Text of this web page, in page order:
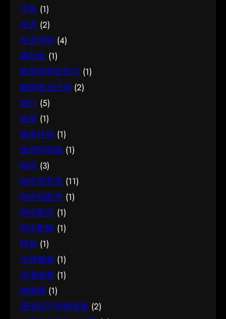
手錶 (1)
投資 (2)
投資理財 (4)
援助金 (1)
教育與學習技巧 (1)
數碼產品評測 (2)
旅行 (5)
旅遊 (1)
旅遊住宿 (1)
旅遊與探險 (1)
時尚 (3)
時尚與穿搭 (11)
時尚與配件 (1)
時尚配件 (1)
時尚配飾 (1)
時裝 (1)
法律服務 (1)
清潔服務 (1)
物聯網 (1)
環保與可持續發展 (2)